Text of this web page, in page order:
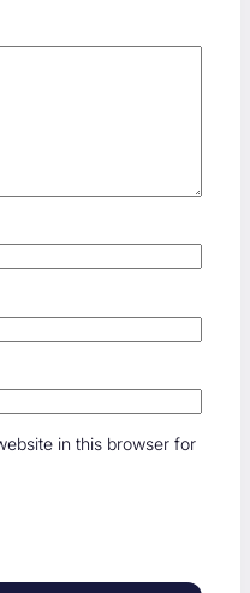
in this browser for